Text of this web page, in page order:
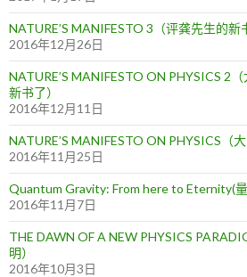
NATURE’S MANIFESTO 3（评龚先生的新
2016年12月26日
NATURE’S MANIFESTO ON PHYSICS 2
新书了）
2016年12月11日
NATURE’S MANIFESTO ON PHYSICS（
2016年11月25日
Quantum Gravity: From here to Eternity(量
2016年11月7日
THE DAWN OF A NEW PHYSICS
明）
2016年10月3日